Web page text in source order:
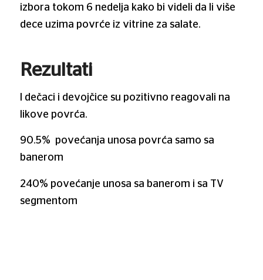
izbora tokom 6 nedelja kako bi videli da li više
dece uzima povrće iz vitrine za salate.
Rezultati
I dečaci i devojčice su pozitivno reagovali na
likove povrća.
90.5% povećanja unosa povrća samo sa
banerom
240% povećanje unosa sa banerom i sa TV
segmentom